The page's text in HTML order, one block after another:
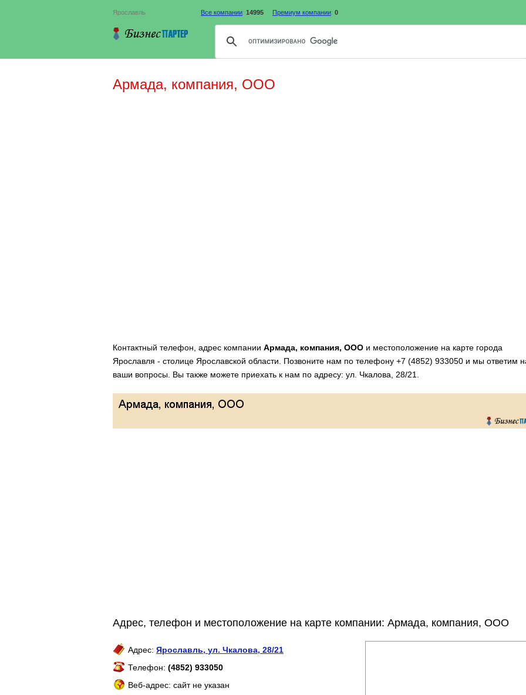
Ярославль Все компании: 14995 Премиум компании: 0
Армада, компания, ООО
Контактный телефон, адрес компании Армада, компания, ООО и местоположение на карте города
Ярославля - столице Ярославской области. Позвоните нам по телефону +7 (4852) 933050 и мы ответим
ваши вопросы. Вы также можете приехать к нам по адресу: ул. Чкалова, 28/21.
Адрес, телефон и местоположение на карте компании: Армада, компания, ООО
Адрес: Ярославль, ул. Чкалова, 28/21
Телефон: (4852) 933050
Веб-адрес: сайт не указан